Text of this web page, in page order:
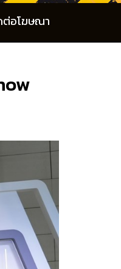
อโฆษณา